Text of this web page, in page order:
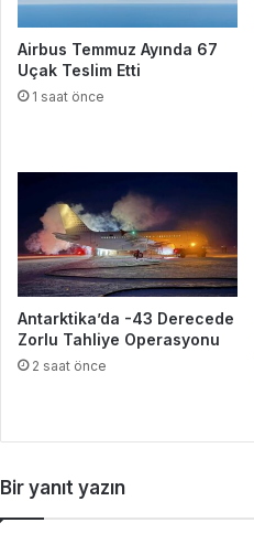
Airbus Temmuz Ayında 67
Uçak Teslim Etti
1 saat önce
Antarktika’da -43 Derecede
Zorlu Tahliye Operasyonu
2 saat önce
Bir yanıt yazın